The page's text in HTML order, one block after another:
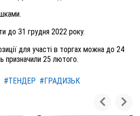
до 31 грудня 2022 року.
для участі в торгах можна до 24
призначили 25 лютого.
#ТЕНДЕР #ГРАДИЗЬК